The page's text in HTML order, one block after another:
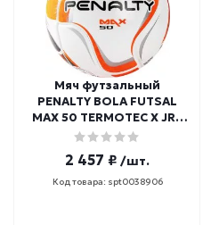
Мяч футзальный
PENALTY BOLA FUTSAL
MAX 50 TERMOTEC X JR7
PU
2 457 ₽ /шт.
Код товара: spt0038906